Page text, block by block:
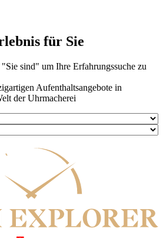
für Sie
sind" um Ihre Erfahrungssuche zu
Aufenthaltsangebote in
der Uhrmacherei